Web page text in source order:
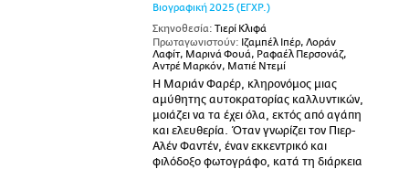
Βιογραφική 2025 (ΕΓΧΡ.)
Σκηνοθεσία: Τιερί Κλιφά
Πρωταγωνιστούν: Ιζαμπέλ Ιπέρ, Λοράν
Λαφίτ, Μαρινά Φουά, Ραφαέλ Περσονάζ,
Αντρέ Μαρκόν, Ματιέ Ντεμί
Η Μαριάν Φαρέρ, κληρονόμος μιας
αμύθητης αυτοκρατορίας καλλυντικών,
μοιάζει να τα έχει όλα, εκτός από αγάπη
και ελευθερία. Όταν γνωρίζει τον Πιερ-
Αλέν Φαντέν, έναν εκκεντρικό και
φιλόδοξο φωτογράφο, κατά τη διάρκεια